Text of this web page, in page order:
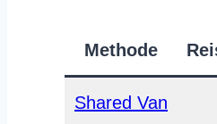
Methode
Shared Van